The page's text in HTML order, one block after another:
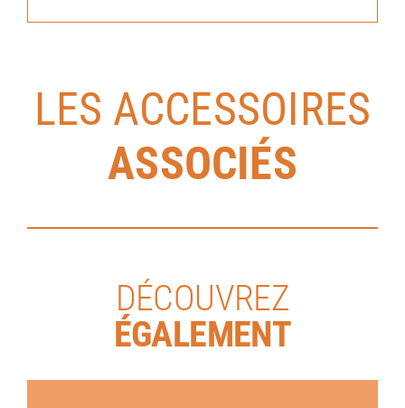
LES ACCESSOIRES
ASSOCIÉS
DÉCOUVREZ
ÉGALEMENT